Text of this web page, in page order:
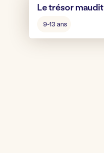
Le trésor maudit
pour
jouer
9-13 ans